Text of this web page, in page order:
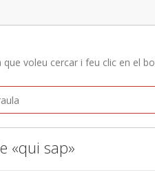
voleu cercar i feu clic en el
«qui sap»